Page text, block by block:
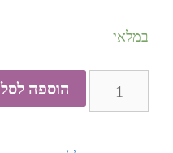
במלאי
הוספה לסל